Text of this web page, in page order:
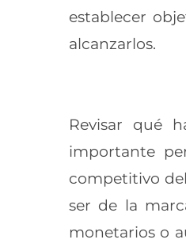
establecer
alcanzarlos.
Revisar qué
importante
competitivo
ser de la
monetarios o